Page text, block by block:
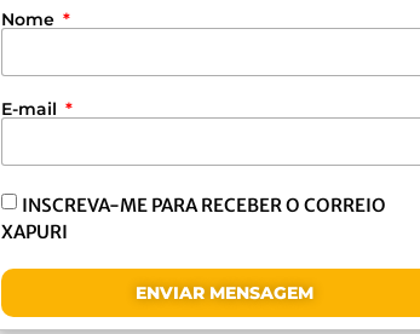
Nome
E-mail
INSCREVA-ME PARA RECEBER O CORREIO
XAPURI
ENVIAR MENSAGEM